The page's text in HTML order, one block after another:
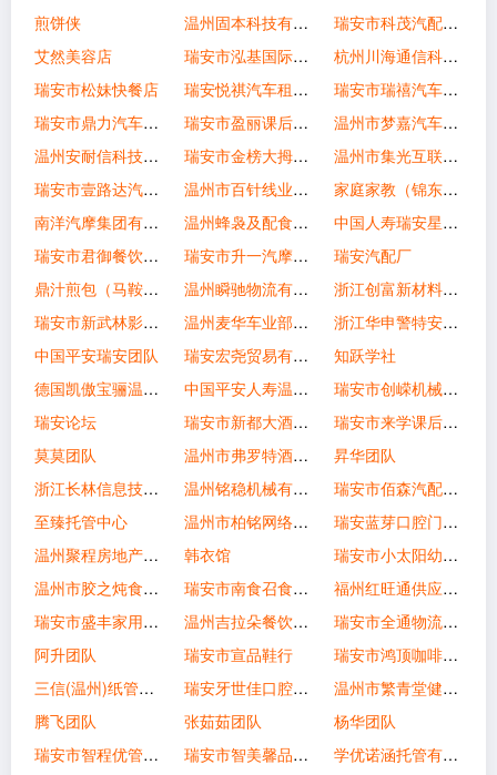
煎饼侠 温州固本科技有限公司
瑞安市科茂汽配有限公司
艾然美容店
瑞安市泓基国际贸易有限公司
杭州川海通信科技有限公司瑞安分公司
瑞安市松妹快餐店
瑞安悦祺汽车租赁服务有限公司
瑞安市瑞禧汽车租赁有限公司
瑞安市鼎力汽车电器有限公司
瑞安市盈丽课后托管有限公司
温州市梦嘉汽车服务有限公司
温州安耐信科技有限公司
瑞安市金榜大拇指托管有限公司
温州市集光互联信息科技有限公司
瑞安市壹路达汽车服务有限公司
温州市百针线业有限公司
家庭家教（锦东佳园）
南洋汽摩集团有限公司
温州蜂袅及配食品配送有限公司
中国人寿瑞安星级客户经营部
瑞安市君御餐饮管理有限公司
瑞安市升一汽摩配有限公司
瑞安汽配厂
鼎汁煎包（马鞍山路）
温州瞬驰物流有限公司
浙江创富新材料有限公司
瑞安市新武林影视传媒有限公司
温州麦华车业部件有限公司
浙江华申警特安防科技有限公司
中国平安瑞安团队
瑞安宏尧贸易有限公司
知跃学社
德国凯傲宝骊温州分公司
中国平安人寿温州支公司
瑞安市创嵘机械有限公司
瑞安论坛
瑞安市新都大酒店有限公司
瑞安市来学课后托管有限公司
莫莫团队
温州市弗罗特酒业有限公司
昇华团队
浙江长林信息技术股份有限公司
温州铭稳机械有限公司
瑞安市佰森汽配有限公司
至臻托管中心
温州市柏铭网络科技有限公司
瑞安蓝芽口腔门诊部有限公司
温州聚程房地产营销策划有限公司
韩衣馆
瑞安市小太阳幼儿园
温州市胶之炖食品有限公司
瑞安市南食召食品商贸有限公司
福州红旺通供应链管理有限公司
瑞安市盛丰家用电器维修中心
温州吉拉朵餐饮管理有限公司
瑞安市全通物流有限公司
阿升团队
瑞安市宣品鞋行
瑞安市鸿顶咖啡商行
三信(温州)纸管制造有限公司
瑞安牙世佳口腔门诊部有限公司
温州市繁青堂健康管理有限公司
腾飞团队
张茹茹团队
杨华团队
瑞安市智程优管停车服务有限公司
瑞安市智美馨品信息咨询服务部
学优诺涵托管有限公司